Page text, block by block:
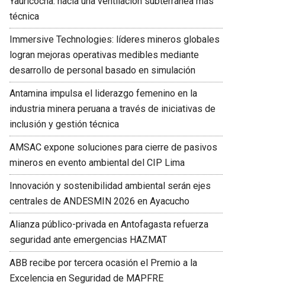
técnica
Immersive Technologies: líderes mineros globales
logran mejoras operativas medibles mediante
desarrollo de personal basado en simulación
Antamina impulsa el liderazgo femenino en la
industria minera peruana a través de iniciativas de
inclusión y gestión técnica
AMSAC expone soluciones para cierre de pasivos
mineros en evento ambiental del CIP Lima
Innovación y sostenibilidad ambiental serán ejes
centrales de ANDESMIN 2026 en Ayacucho
Alianza público-privada en Antofagasta refuerza
seguridad ante emergencias HAZMAT
ABB recibe por tercera ocasión el Premio a la
Excelencia en Seguridad de MAPFRE